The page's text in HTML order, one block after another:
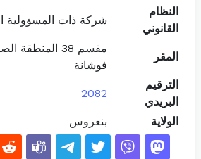
النظام
القانوني
شركة ذات المسؤولية
المقر
مقسم 38
فوشانة
الترقيم
البريدي
2082
الولاية بنعروس